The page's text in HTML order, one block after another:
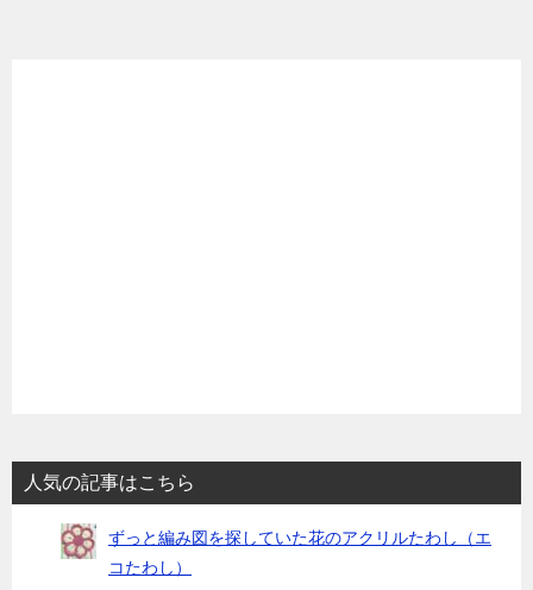
人気の記事はこちら
ずっと編み図を探していた花のアクリルたわし（エ
コたわし）